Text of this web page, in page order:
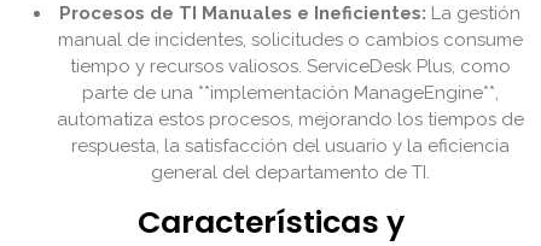
Procesos de TI Manuales e Ineficientes: La gestión
manual de incidentes, solicitudes o cambios consume
tiempo y recursos valiosos. ServiceDesk Plus, como
parte de una **implementación ManageEngine**,
automatiza estos procesos, mejorando los tiempos de
respuesta, la satisfacción del usuario y la eficiencia
general del departamento de TI.
Características y